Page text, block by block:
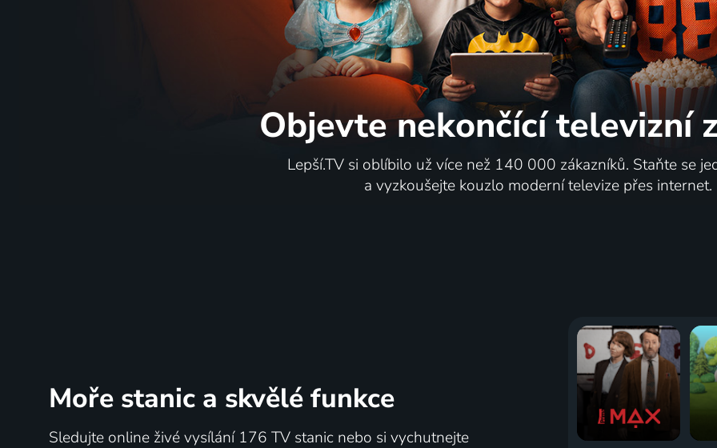
Objevte nekončící televizní
Lepší.TV si oblíbilo už více než 140 000 zákazníků. Staňte se
a vyzkoušejte kouzlo moderní televize přes internet.
Moře stanic a skvělé funkce
Sledujte online živé vysílání 176 TV stanic nebo si vychutnejte